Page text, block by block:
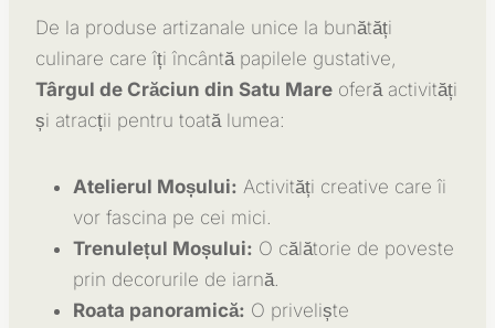
De la produse artizanale unice la bunătăți
culinare care îți încântă papilele gustative,
Târgul de Crăciun din Satu Mare oferă activități
și atracții pentru toată lumea:
Atelierul Moșului: Activități creative care îi
vor fascina pe cei mici.
Trenulețul Moșului: O călătorie de poveste
prin decorurile de iarnă.
Roata panoramică: O priveliște